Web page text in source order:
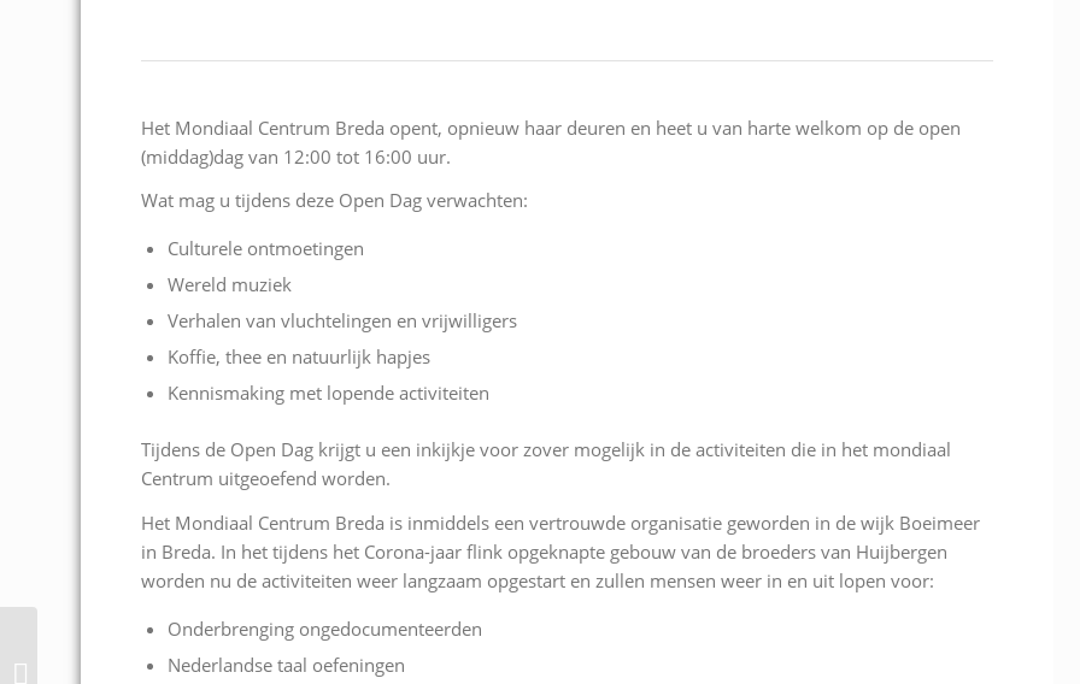
Het Mondiaal Centrum Breda opent, opnieuw haar deuren en heet u van harte welkom op de open
(middag)dag van 12:00 tot 16:00 uur.
Wat mag u tijdens deze Open Dag verwachten:
Culturele ontmoetingen
Wereld muziek
Verhalen van vluchtelingen en vrijwilligers
Koffie, thee en natuurlijk hapjes
Kennismaking met lopende activiteiten
Tijdens de Open Dag krijgt u een inkijkje voor zover mogelijk in de activiteiten die in het mondiaal
Centrum uitgeoefend worden.
Het Mondiaal Centrum Breda is inmiddels een vertrouwde organisatie geworden in de wijk Boeimeer
in Breda. In het tijdens het Corona-jaar flink opgeknapte gebouw van de broeders van Huijbergen
worden nu de activiteiten weer langzaam opgestart en zullen mensen weer in en uit lopen voor:
Onderbrenging ongedocumenteerden
Nederlandse taal oefeningen
voorstellen spreken